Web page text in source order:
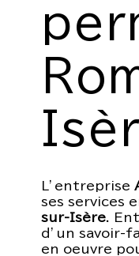
L’entreprise
ses services
sur-Isère.
d’un savoir-
en oeuvre